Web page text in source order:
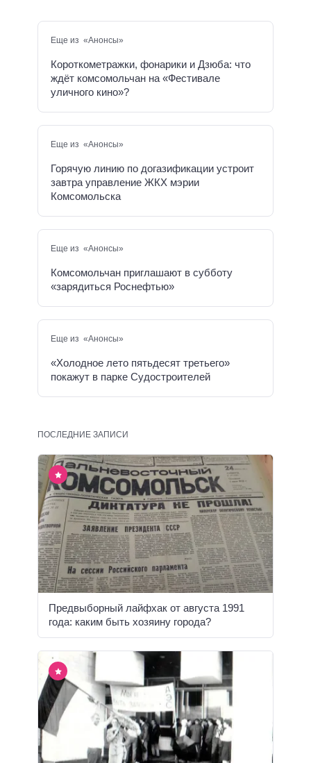
Еще из «Анонсы»
Короткометражки, фонарики и Дзюба: что
ждёт комсомольчан на «Фестивале
уличного кино»?
Еще из «Анонсы»
Горячую линию по догазификации устроит
завтра управление ЖКХ мэрии
Комсомольска
Еще из «Анонсы»
Комсомольчан приглашают в субботу
«зарядиться Роснефтью»
Еще из «Анонсы»
«Холодное лето пятьдесят третьего»
покажут в парке Судостроителей
ПОСЛЕДНИЕ ЗАПИСИ
Предвыборный лайфхак от августа 1991
года: каким быть хозяину города?